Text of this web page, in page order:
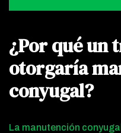
¿Por qué un
otorgaría
conyugal?
La manutención conyugal